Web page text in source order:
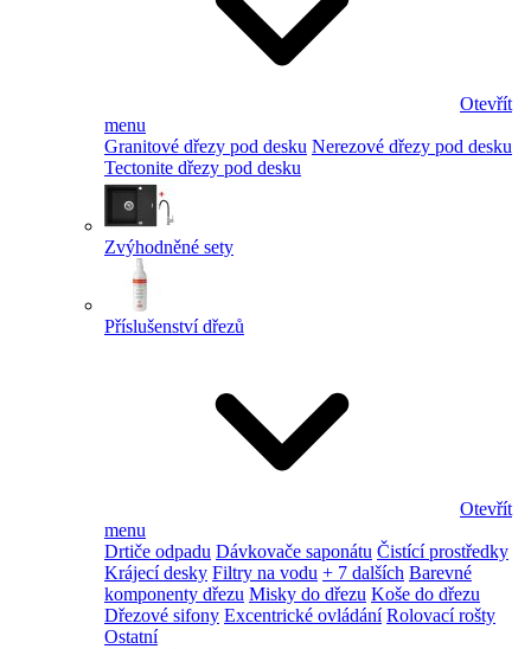
Otevřít
menu
Granitové dřezy pod desku Nerezové dřezy pod desku
Tectonite dřezy pod desku
Zvýhodněné sety
Příslušenství dřezů
Otevřít
menu
Drtiče odpadu Dávkovače saponátu Čistící prostředky
Krájecí desky Filtry na vodu + 7 dalších Barevné
komponenty dřezu Misky do dřezu Koše do dřezu
Dřezové sifony Excentrické ovládání Rolovací rošty
Ostatní